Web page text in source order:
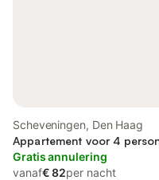
Scheveningen, Den Haag
Appartement voor 4
Gratis annulering
vanaf€ 82per nacht